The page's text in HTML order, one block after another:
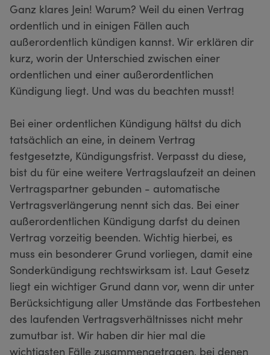
Ganz klares Jein! Warum? Weil du einen Vertrag
ordentlich und in einigen Fällen auch
außerordentlich kündigen kannst. Wir erklären dir
kurz, worin der Unterschied zwischen einer
ordentlichen und einer außerordentlichen
Kündigung liegt. Und was du beachten musst!
Bei einer ordentlichen Kündigung hältst du dich
tatsächlich an eine, in deinem Vertrag
festgesetzte, Kündigungsfrist. Verpasst du diese,
bist du für eine weitere Vertragslaufzeit an deinen
Vertragspartner gebunden - automatische
Vertragsverlängerung nennt sich das. Bei einer
außerordentlichen Kündigung darfst du deinen
Vertrag vorzeitig beenden. Wichtig hierbei, es
muss ein besonderer Grund vorliegen, damit eine
Sonderkündigung rechtswirksam ist. Laut Gesetz
liegt ein wichtiger Grund dann vor, wenn dir unter
Berücksichtigung aller Umstände das Fortbestehen
des laufenden Vertragsverhältnisses nicht mehr
zumutbar ist. Wir haben dir hier mal die
wichtigsten Fälle zusammengetragen, bei denen